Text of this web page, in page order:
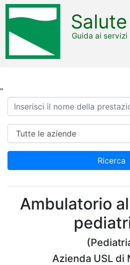
"
Salute
Guida ai servizi
Ricerca
Azienda
Ricerca
Ambulatorio
Azienda USL di